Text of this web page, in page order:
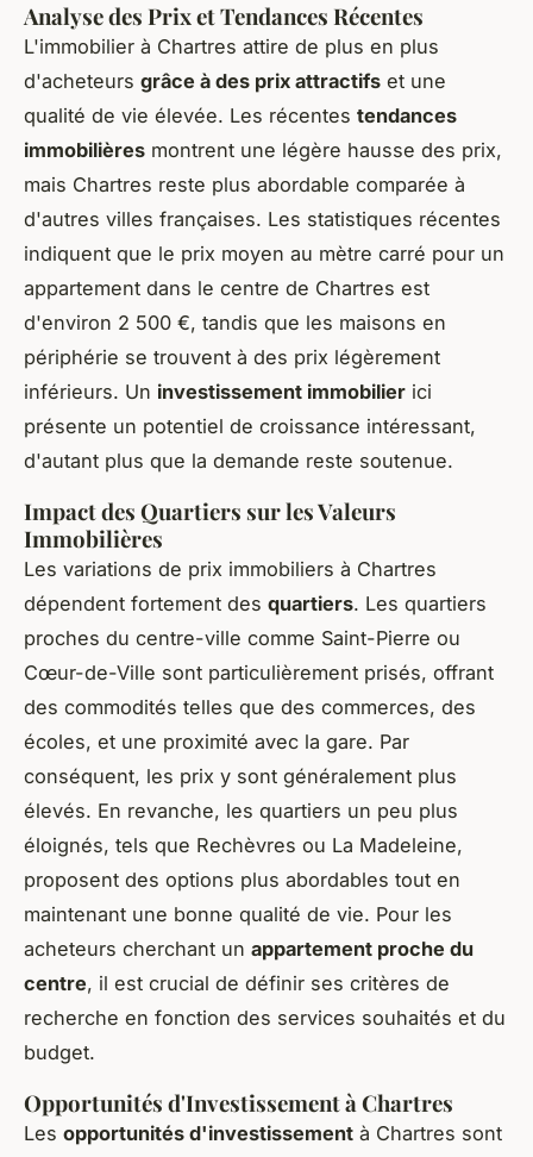
Analyse des Prix et Tendances Récentes
L'immobilier à Chartres attire de plus en plus
d'acheteurs grâce à des prix attractifs et une
qualité de vie élevée. Les récentes tendances
immobilières montrent une légère hausse des prix,
mais Chartres reste plus abordable comparée à
d'autres villes françaises. Les statistiques récentes
indiquent que le prix moyen au mètre carré pour un
appartement dans le centre de Chartres est
d'environ 2 500 €, tandis que les maisons en
périphérie se trouvent à des prix légèrement
inférieurs. Un investissement immobilier ici
présente un potentiel de croissance intéressant,
d'autant plus que la demande reste soutenue.
Impact des Quartiers sur les Valeurs
Immobilières
Les variations de prix immobiliers à Chartres
dépendent fortement des quartiers. Les quartiers
proches du centre-ville comme Saint-Pierre ou
Cœur-de-Ville sont particulièrement prisés, offrant
des commodités telles que des commerces, des
écoles, et une proximité avec la gare. Par
conséquent, les prix y sont généralement plus
élevés. En revanche, les quartiers un peu plus
éloignés, tels que Rechèvres ou La Madeleine,
proposent des options plus abordables tout en
maintenant une bonne qualité de vie. Pour les
acheteurs cherchant un appartement proche du
centre, il est crucial de définir ses critères de
recherche en fonction des services souhaités et du
budget.
Opportunités d'Investissement à Chartres
Les opportunités d'investissement à Chartres sont